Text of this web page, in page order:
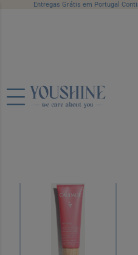
Entregas Grátis em Portugal
Esfoliantes